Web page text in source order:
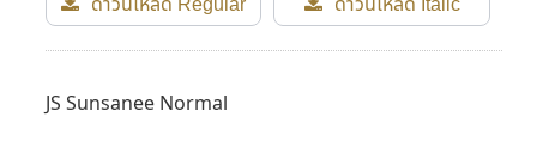
บริษัท 315 จำกัด ก็ปิดตัวลง และคุณแสวงเสียชีวิตไป จึงได้อุทิศ
หลายรอบหลายเวอร์ชั่น กลายเป็นจุดเริ่มต้นเล็กๆ ของการ
JS Sunsanee Normal